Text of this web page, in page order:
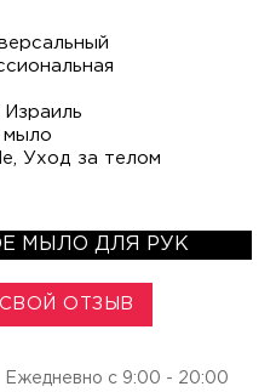
Израиль
Уход за телом
МЫЛО ДЛЯ РУК
ОТЗЫВ
Ежедневно с 9:00 - 20:00